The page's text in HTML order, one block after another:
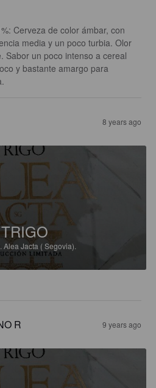
Cerveza de color ámbar, con
media y un poco turbia. Olor
Sabor un poco intenso a cereal
y bastante amargo para
8 years ago
Alea Jacta ( Segovia).
R 9 years ago